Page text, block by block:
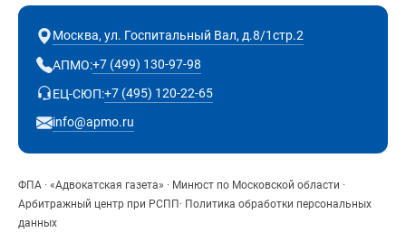
Москва, ул. Госпитальный Вал, д.8/1стр.2
АПМО:+7 (499) 130-97-98
ЕЦ-СЮП:+7 (495) 120-22-65
info@apmo.ru
ФПА · «Адвокатская газета» · Минюст по Московской области ·
Арбитражный центр при РСПП · Политика обработки персональных
данных